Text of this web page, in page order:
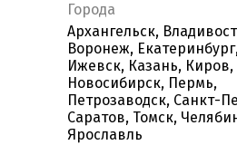
Города
Архангельск,
Воронеж,
Ижевск, Казань,
Новосибирск, Пермь,
Петрозаводск, Санкт-
Саратов, Томск,
Ярославль